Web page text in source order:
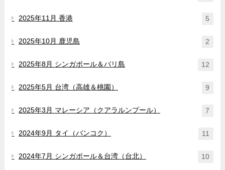
2025年11月 香港 5
2025年10月 鹿児島 2
2025年8月 シンガポール＆バリ島 12
2025年5月 台湾（高雄＆桃園） 9
2025年3月 マレーシア（クアラルンプール） 7
2024年9月 タイ（バンコク） 11
2024年7月 シンガポール＆台湾（台北） 10